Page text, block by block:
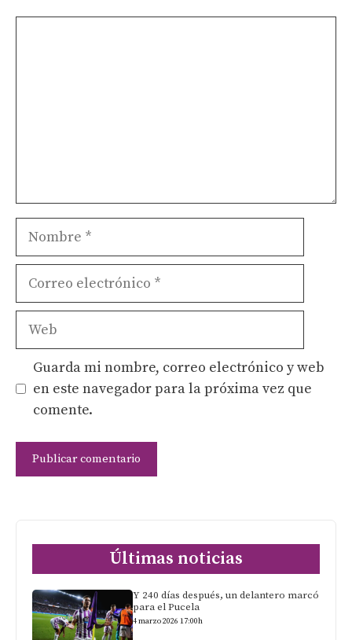
Nombre
Correo
Web
Guarda mi nombre, correo electrónico y web
en este navegador para la próxima vez que
comente.
Últimas noticias
Y 240 días después, un delantero marcó
para el Pucela
4 marzo 2026 17:00h